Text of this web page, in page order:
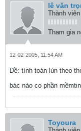
lê văn
Thành
Tham gia
12-02-2005, 11:54 AM
Ðề: tính toán lún theo
bác nào co phần
Toyoura